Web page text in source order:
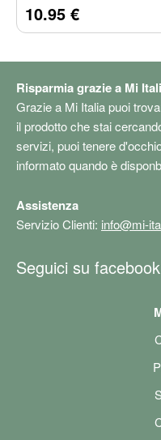
10.95 €
Risparmia grazie a Mi
Grazie a Mi Italia puoi
il prodotto che stai
servizi, puoi tenere
informato quando è
Assistenza
Servizio Clienti: info@mi-
Seguici su